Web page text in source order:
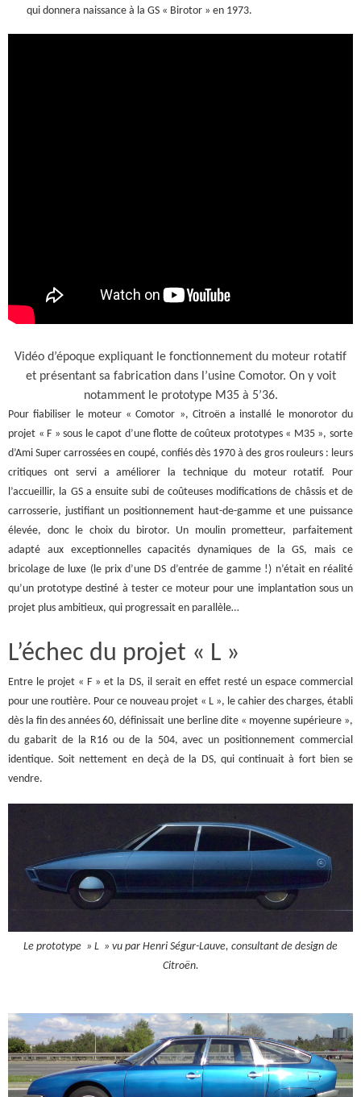
qui donnera naissance à la GS « Birotor » en 1973.
Vidéo d’époque expliquant le fonctionnement du moteur rotatif
et présentant sa fabrication dans l’usine Comotor. On y voit
notamment le prototype M35 à 5’36.
Pour fiabiliser le moteur « Comotor », Citroën a installé le monorotor du
projet « F » sous le capot d’une flotte de coûteux prototypes « M35 », sorte
d’Ami Super carrossées en coupé, confiés dès 1970 à des gros rouleurs : leurs
critiques ont servi a améliorer la technique du moteur rotatif. Pour
l’accueillir, la GS a ensuite subi de coûteuses modifications de châssis et de
carrosserie, justifiant un positionnement haut-de-gamme et une puissance
élevée, donc le choix du birotor. Un moulin prometteur, parfaitement
adapté aux exceptionnelles capacités dynamiques de la GS, mais ce
bricolage de luxe (le prix d’une DS d’entrée de gamme !) n’était en réalité
qu’un prototype destiné à tester ce moteur pour une implantation sous un
projet plus ambitieux, qui progressait en parallèle…
L’échec du projet « L »
Entre le projet « F » et la DS, il serait en effet resté un espace commercial
pour une routière. Pour ce nouveau projet « L », le cahier des charges, établi
dès la fin des années 60, définissait une berline dite « moyenne supérieure »,
du gabarit de la R16 ou de la 504, avec un positionnement commercial
identique. Soit nettement en deçà de la DS, qui continuait à fort bien se
vendre.
Le prototype » L » vu par Henri Ségur-Lauve, consultant de design de
Citroën.